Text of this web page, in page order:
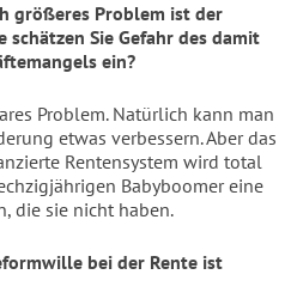
größeres Problem ist der
schätzen Sie Gefahr des damit
ein?
Problem. Natürlich kann man
etwas verbessern. Aber das
Rentensystem wird total
Babyboomer eine
die sie nicht haben.
bei der Rente ist